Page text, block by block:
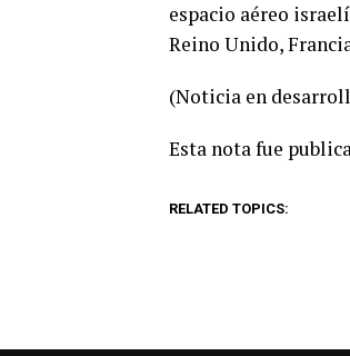
espacio aéreo
Reino Unido,
(Noticia en
Esta nota fue
RELATED TOPICS: